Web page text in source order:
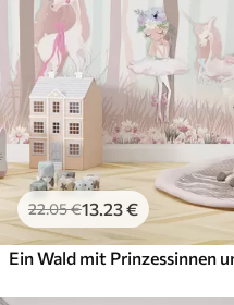
22.05€13 .23€